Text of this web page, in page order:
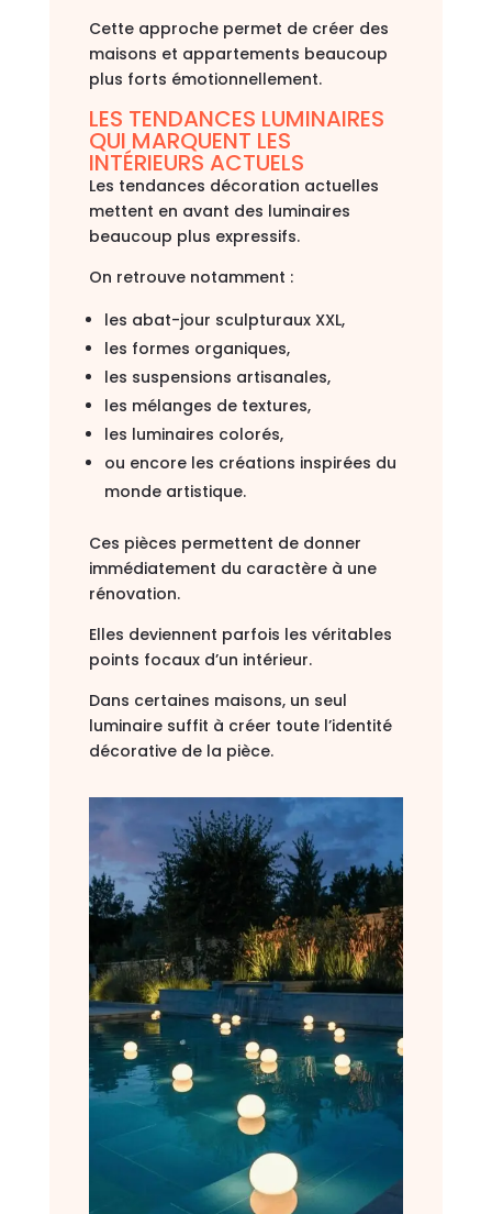
Cette approche permet de créer des
maisons et appartements beaucoup
plus forts émotionnellement.
LES TENDANCES LUMINAIRES
QUI MARQUENT LES
INTÉRIEURS ACTUELS
Les tendances décoration actuelles
mettent en avant des luminaires
beaucoup plus expressifs.
On retrouve notamment :
les abat-jour sculpturaux XXL,
les formes organiques,
les suspensions artisanales,
les mélanges de textures,
les luminaires colorés,
ou encore les créations inspirées du
monde artistique.
Ces pièces permettent de donner
immédiatement du caractère à une
rénovation.
Elles deviennent parfois les véritables
points focaux d’un intérieur.
Dans certaines maisons, un seul
luminaire suffit à créer toute l’identité
décorative de la pièce.